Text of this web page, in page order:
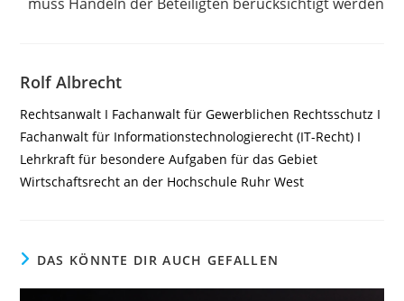
Rolf Albrecht
Rechtsanwalt I Fachanwalt für Gewerblichen Rechtsschutz I
Fachanwalt für Informationstechnologierecht (IT-Recht) I
Lehrkraft für besondere Aufgaben für das Gebiet
Wirtschaftsrecht an der Hochschule Ruhr West
DAS KÖNNTE DIR AUCH GEFALLEN